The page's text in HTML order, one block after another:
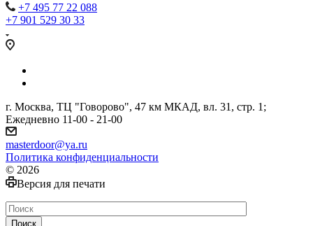
+7 495 77 22 088
+7 901 529 30 33
г. Москва, ТЦ "Говорово", 47 км МКАД, вл. 31, стр. 1;
Ежедневно 11-00 - 21-00
masterdoor@ya.ru
Политика конфиденциальности
© 2026
Версия для печати
Поиск